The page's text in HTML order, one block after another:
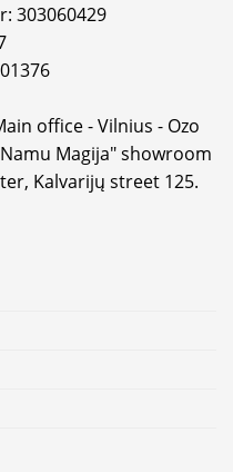
303060429
office - Vilnius - Ozo
Magija" showroom
Kalvarijų street 125.